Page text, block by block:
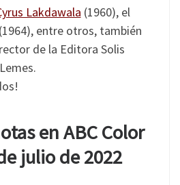
Lakdawala (1960), el
entre otros, también
de la Editora Solis
en ABC Color
julio de 2022